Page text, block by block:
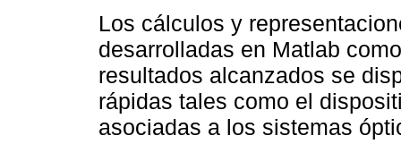
Los cálculos y
desarrolladas en Matlab
resultados alcanzados se
rápidas tales como el
asociadas a los sistemas